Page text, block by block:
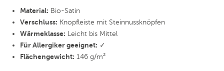
Material: Bio-Satin
Verschluss: Knopfleiste mit Steinnussknöpfen
Wärmeklasse: Leicht bis Mittel
Für Allergiker geeignet: ✓
Flächengewicht: 146 g/m²